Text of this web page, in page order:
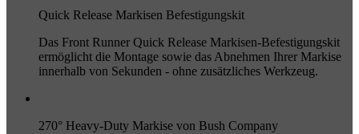
Quick Release Markisen Befestigungskit
Das Front Runner Quick Release Markisen-Befestigungskit
ermöglicht die Montage sowie das Abnehmen Ihrer Markise
innerhalb von Sekunden - ohne zusätzliches Werkzeug.
270° Heavy-Duty Markise von Bush Company